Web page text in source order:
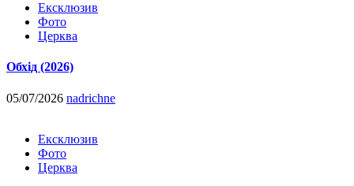
Ексклюзив
Фото
Церква
Обхід (2026)
05/07/2026 nadrichne
Ексклюзив
Фото
Церква